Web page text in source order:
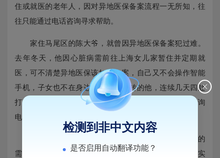
住或就医的老年人，因对异地医保备案流程一无所知，往
往只能通过电话咨询寻求帮助。
家住马尾区的陈大爷，就曾因异地医保备案犯过难。
去年冬天，他因心脏病需前往上海女儿家暂住并定期就
医，可不清楚异地医保该如何备案，自己又不会操作智能
手机，子女也不在身边。急得团团转的他，连续几天四处
打听，直到社区工作人员提醒，才拨通了马尾医保的咨询
电话。
急老人之所急，马尾医保工作人员始终将老年群体的
需求放在优先位置。考虑到老年人对线上操作不熟悉的实
检测到非中文内容
是否启用自动翻译功能？